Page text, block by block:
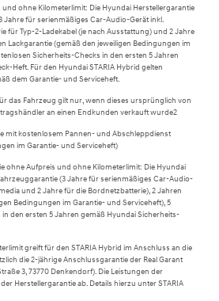
ohne Kilometerlimit: Die Hyundai Herstellergarantie
Jahre für serienmäßiges Car-Audio-Gerät inkl.
für Typ-2-Ladekabel (je nach Ausstattung) und 2 Jahre
Lackgarantie (gemäß den jeweiligen Bedingungen im
Sicherheits-Checks in den ersten 5 Jahren
Heft. Für den Hyundai STARIA Hybrid gelten
dem Garantie- und Serviceheft.
das Fahrzeug gilt nur, wenn dieses ursprünglich von
an einen Endkunden verkauft wurde2
mit kostenlosem Pannen- und Abschleppdienst
im Garantie- und Serviceheft)
ohne Aufpreis und ohne Kilometerlimit: Die Hyundai
(3 Jahre für serienmäßiges Car-Audio-
und 2 Jahre für die Bordnetzbatterie), 2 Jahren
Bedingungen im Garantie- und Serviceheft), 5
den ersten 5 Jahren gemäß Hyundai Sicherheits-
greift für den STARIA Hybrid im Anschluss an die
die 2-jährige Anschlussgarantie der Real Garant
3, 73770 Denkendorf). Die Leistungen der
Herstellergarantie ab. Details hierzu unter STARIA